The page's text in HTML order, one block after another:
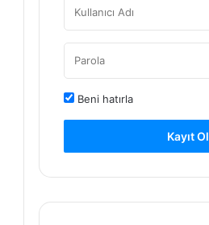
Beni hatırla
Kayıt Ol